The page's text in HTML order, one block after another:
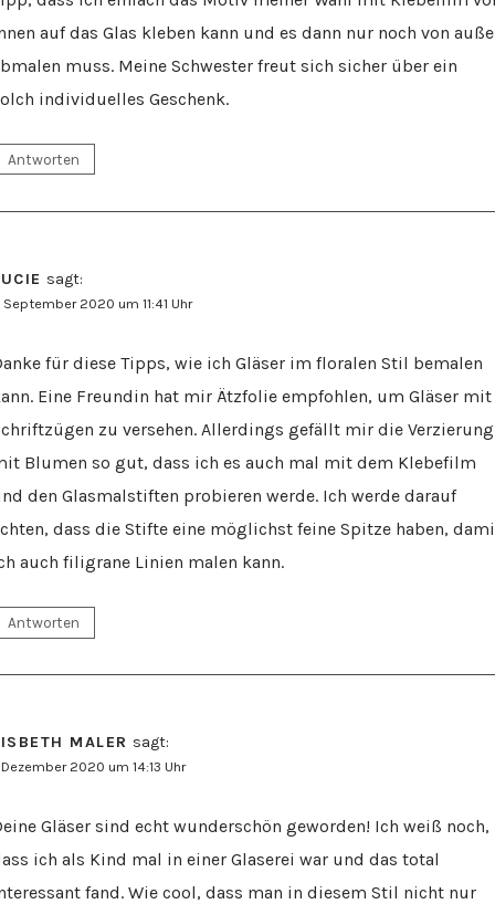
auf das Glas kleben kann und es dann nur noch von
muss. Meine Schwester freut sich sicher über ein
individuelles Geschenk.
Antworten
sagt:
September 2020 um 11:41 Uhr
für diese Tipps, wie ich Gläser im floralen Stil bemalen
Eine Freundin hat mir Ätzfolie empfohlen, um Gläser mit
zu versehen. Allerdings gefällt mir die Verzierung
Blumen so gut, dass ich es auch mal mit dem Klebefilm
den Glasmalstiften probieren werde. Ich werde darauf
dass die Stifte eine möglichst feine Spitze haben,
auch filigrane Linien malen kann.
Antworten
MALER sagt:
Dezember 2020 um 14:13 Uhr
Gläser sind echt wunderschön geworden! Ich weiß noch,
ich als Kind mal in einer Glaserei war und das total
fand. Wie cool, dass man in diesem Stil nicht nur